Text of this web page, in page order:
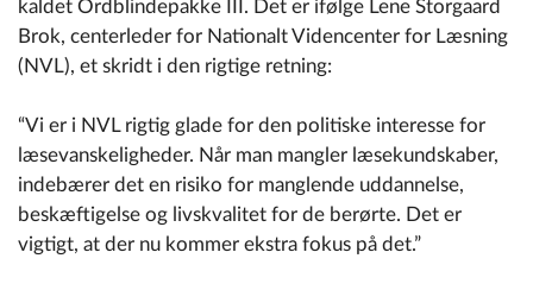
kaldet Ordblindepakke III. Det er ifølge Lene Storgaard
Brok, centerleder for Nationalt Videncenter for Læsning
( NVL), et skridt i den rigtige retning:
“Vi er i NVL rigtig glade for den politiske interesse for
læsevanskeligheder. Når man mangler læsekundskaber,
indebærer det en risiko for manglende uddannelse,
beskæftigelse og livskvalitet for de berørte. Det er
vigtigt, at der nu kommer ekstra fokus på det.”